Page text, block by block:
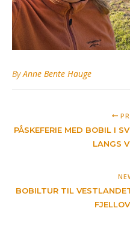
ByAnne Bente Hauge
PÅSKEFERIE MED BOBIL I
LANGS
BOBILTUR TIL